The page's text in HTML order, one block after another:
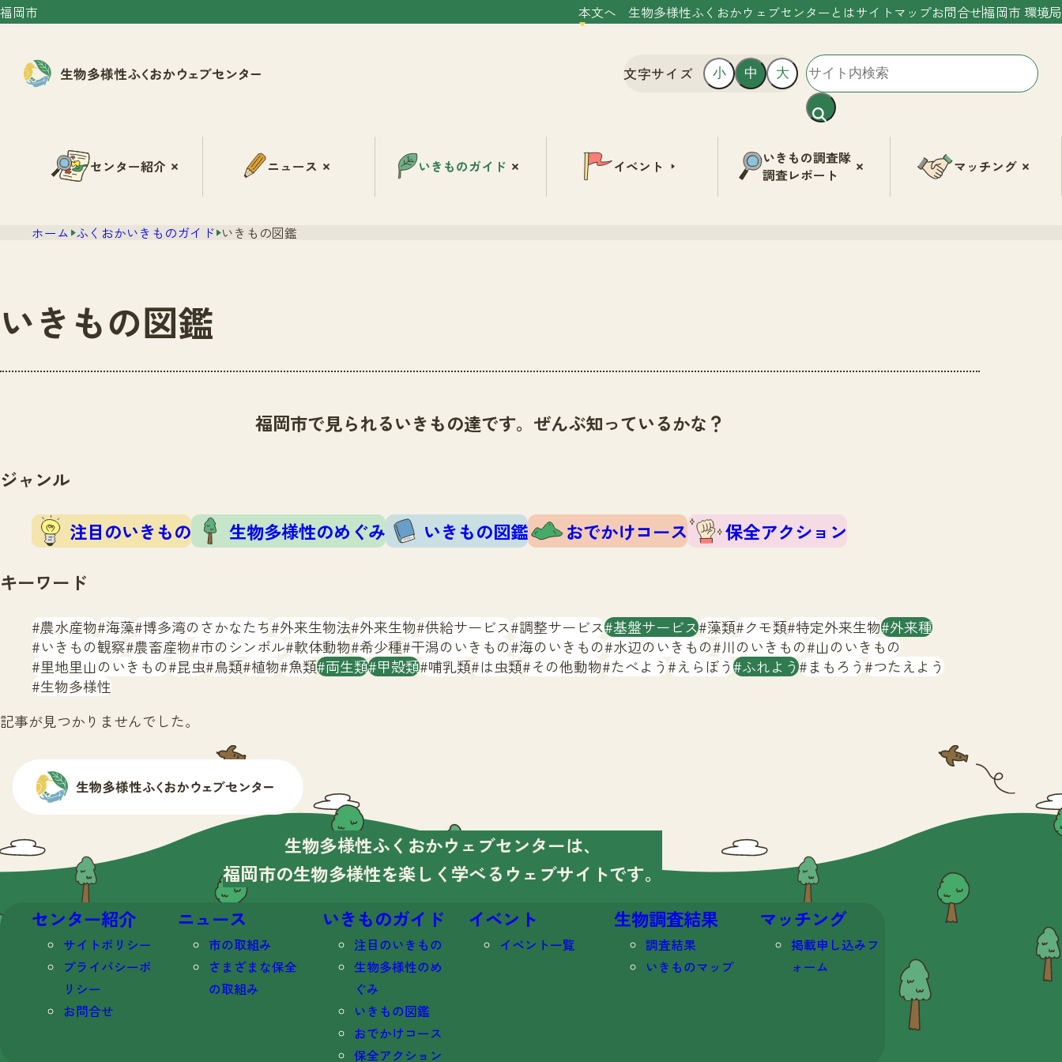
福岡市 本文へ 生物多様性ふくおかウェブセンターとはサイトマップお問合せ福岡市 環境局
文字サイズ 小 中 大
センター紹介 ニュース いきものガイド イベント
いきもの調査隊
調査レポート
マッチング
ホーム ふくおかいきものガイド いきもの図鑑
いきもの図鑑
福岡市で見られるいきもの達です。ぜんぶ知っているかな？
ジャンル
注目のいきもの 生物多様性のめぐみ いきもの図鑑 おでかけコース
保全アクション
キーワード
農水産物 海藻 博多湾のさかなたち 外来生物法 外来生物 供給サービス 調整サービス 基盤サービス 藻類 クモ類 特定外来生物 外来種
いきもの観察 農畜産物 市のシンボル 軟体動物 希少種 干潟のいきもの 海のいきもの 水辺のいきもの 川のいきもの 山のいきもの
里地里山のいきもの 昆虫 鳥類 植物 魚類 両生類 甲殻類 哺乳類 は虫類 その他動物 たべよう えらぼう ふれよう まもろう つたえよう
生物多様性
記事が見つかりませんでした。
生物多様性ふくおかウェブセンターは、
福岡市の生物多様性を楽しく学べる ウェブサイトです。
センター紹介
サイトポリシー
プライバシーポ
リシー
お問合せ
ニュース
市の取組み
さまざまな保全
の取組み
いきものガイド
注目のいきもの
生物多様性のめ
ぐみ
いきもの図鑑
おでかけコース
保全アクション
イベント
イベント一覧
生物調査結果
調査結果
いきものマップ
マッチング
掲載申し込みフ
ォーム